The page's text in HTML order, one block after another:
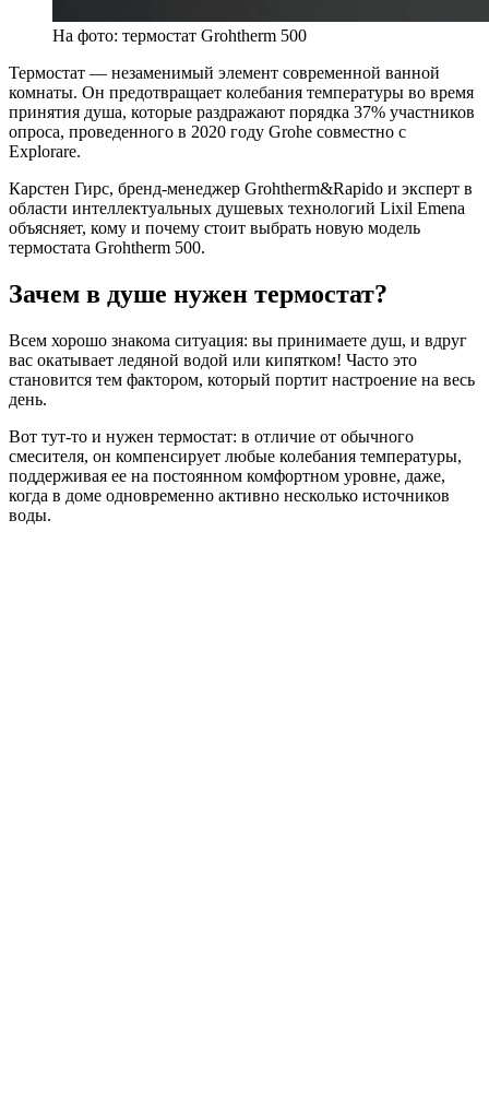
На фото: термостат Grohtherm 500
Термостат — незаменимый элемент современной ванной
комнаты. Он предотвращает колебания температуры во время
принятия душа, которые раздражают порядка 37% участников
опроса, проведенного в 2020 году Grohe совместно с
Explorare.
Карстен Гирс, бренд-менеджер Grohtherm&Rapido и эксперт в
области интеллектуальных душевых технологий Lixil Emena
объясняет, кому и почему стоит выбрать новую модель
термостата Grohtherm 500.
Зачем в душе нужен термостат?
Всем хорошо знакома ситуация: вы принимаете душ, и вдруг
вас окатывает ледяной водой или кипятком! Часто это
становится тем фактором, который портит настроение на весь
день.
Вот тут-то и нужен термостат: в отличие от обычного
смесителя, он компенсирует любые колебания температуры,
поддерживая ее на постоянном комфортном уровне, даже,
когда в доме одновременно активно несколько источников
воды.